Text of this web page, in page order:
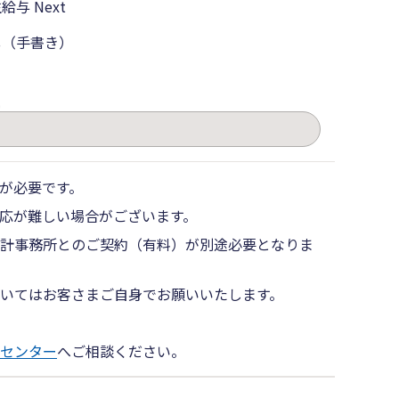
与 Next
手書き）
必要です。
難しい場合がございます。
事務所とのご契約（有料）が別途必要となりま
はお客さまご自身でお願いいたします。
ンターへご相談ください。